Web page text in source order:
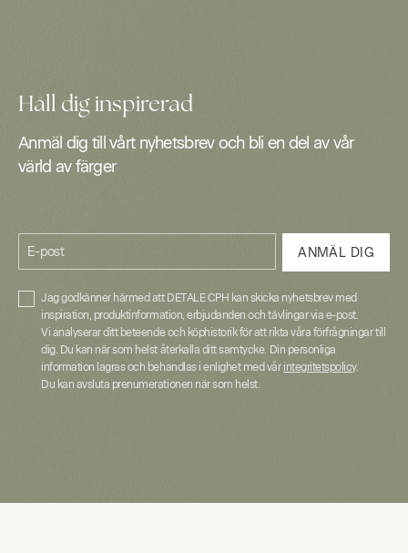
Håll dig inspirerad
Anmäl dig till vårt nyhetsbrev och bli en del av vår
värld av färger
E-post ANMÄL DIG
Jag godkänner härmed att DETALE CPH kan skicka nyhetsbrev med
inspiration, produktinformation, erbjudanden och tävlingar via e-post.
Vi analyserar ditt beteende och köphistorik för att rikta våra förfrågningar till
dig. Du kan när som helst återkalla ditt samtycke. Din personliga
information lagras och behandlas i enlighet med vår integritetspolicy.
Du kan avsluta prenumerationen när som helst.